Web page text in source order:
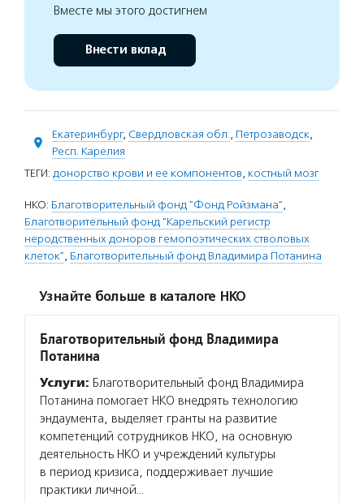
Вместе мы этого достигнем
Внести вклад
Екатеринбург, Свердловская обл., Петрозаводск,
Респ. Карелия
ТЕГИ: донорство крови и ее компонентов, костный мозг
НКО: Благотворительный фонд "Фонд Ройзмана",
Благотворительный фонд "Карельский регистр
неродственных доноров гемопоэтических стволовых
клеток", Благотворительный фонд Владимира Потанина
Узнайте больше в каталоге НКО
Благотворительный фонд Владимира
Потанина
Услуги: Благотворительный фонд Владимира
Потанина помогает НКО внедрять технологию
эндаумента, выделяет гранты на развитие
компетенций сотрудников НКО, на основную
деятельность НКО и учреждений культуры
в период кризиса, поддерживает лучшие
практики личной…